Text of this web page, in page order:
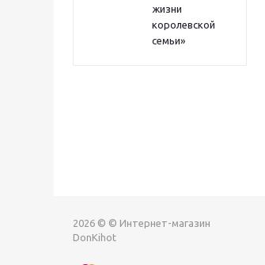
жизни
королевской
семьи»
2026 © © Интернет-магазин
DonKihot